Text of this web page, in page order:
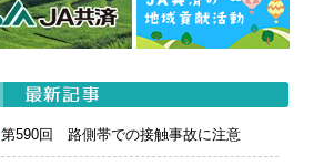
第590回 路側帯での接触事故に注意